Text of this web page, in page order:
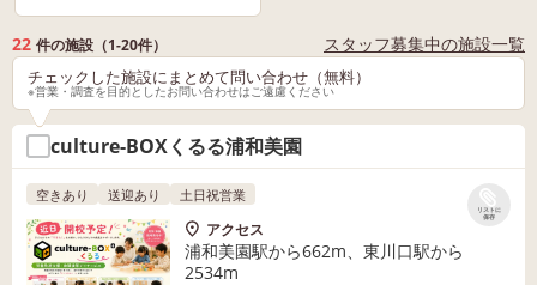
22 件の施設（1-20件） スタッフ募集中の施設一覧
チェックした施設にまとめて問い合わせ（無料）
※営業・調査を目的としたお問い合わせはご遠慮ください
culture-BOXくるる浦和美園
リストに
保存
空きあり 送迎あり 土日祝営業
アクセス
浦和美園駅から662m、東川口駅から
2534m